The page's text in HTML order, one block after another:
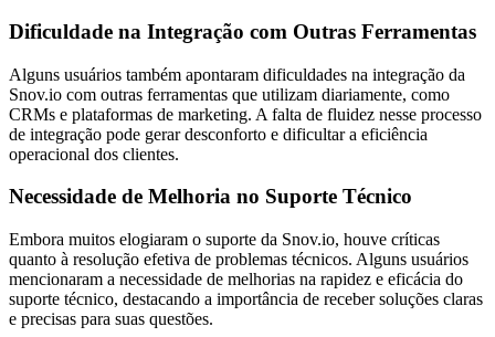
Dificuldade na Integração com Outras Ferramentas
Alguns usuários também apontaram dificuldades na integração da
Snov.io com outras ferramentas que utilizam diariamente, como
CRMs e plataformas de marketing. A falta de fluidez nesse processo
de integração pode gerar desconforto e dificultar a eficiência
operacional dos clientes.
Necessidade de Melhoria no Suporte Técnico
Embora muitos elogiaram o suporte da Snov.io, houve críticas
quanto à resolução efetiva de problemas técnicos. Alguns usuários
mencionaram a necessidade de melhorias na rapidez e eficácia do
suporte técnico, destacando a importância de receber soluções claras
e precisas para suas questões.